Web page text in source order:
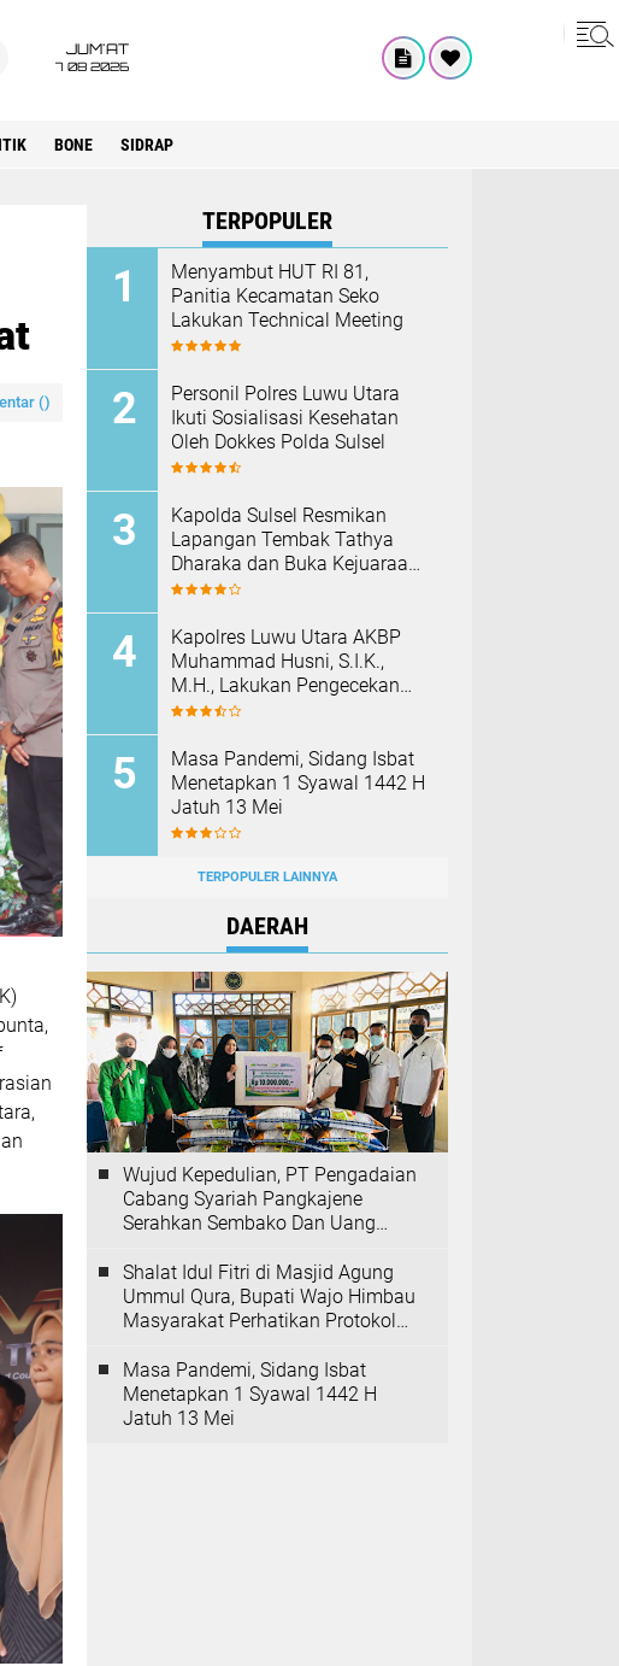
JUM'AT
7 08 2026
BONE SIDRAP
()
TERPOPULER
Menyambut HUT RI 81,
Panitia Kecamatan Seko
Lakukan Technical Meeting
Personil Polres Luwu Utara
Ikuti Sosialisasi Kesehatan
Oleh Dokkes Polda Sulsel
Kapolda Sulsel Resmikan
Lapangan Tembak Tathya
Dharaka dan Buka Kejuaraan
Menembak Bupati Sidrap Cup
Kapolres Luwu Utara AKBP
Muhammad Husni, S.I.K.,
M.H., Lakukan Pengecekan
Rutan Dan Fasilitas Polres
Masa Pandemi, Sidang Isbat
Menetapkan 1 Syawal 1442 H
Jatuh 13 Mei
TERPOPULER LAINNYA
DAERAH
Wujud Kepedulian, PT Pengadaian
Cabang Syariah Pangkajene
Serahkan Sembako Dan Uang
Rappang
Shalat Idul Fitri di Masjid Agung
Ummul Qura, Bupati Wajo Himbau
Masyarakat Perhatikan Protokol
Masa Pandemi, Sidang Isbat
Menetapkan 1 Syawal 1442 H
Jatuh 13 Mei